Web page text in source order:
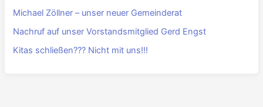
Michael Zöllner – unser neuer Gemeinderat
Nachruf auf unser Vorstandsmitglied Gerd Engst
Kitas schließen??? Nicht mit uns!!!